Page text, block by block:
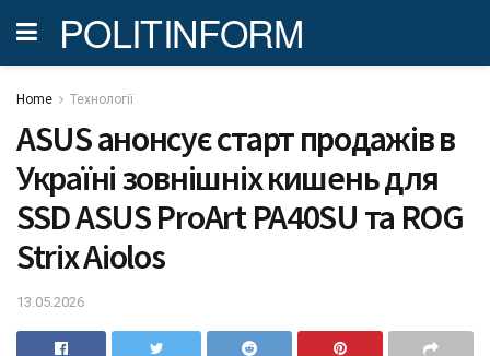
POLITINFORM
Home Технології
ASUS анонсує старт продажів в
Україні зовнішніх кишень для
SSD ASUS ProArt PA40SU та ROG
Strix Aiolos
13.05.2026